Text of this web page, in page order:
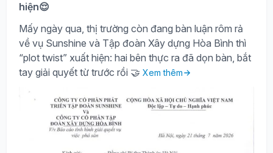
hiện😌
Mấy ngày qua, thị trường còn đang bàn luận rôm rả
về vụ Sunshine và Tập đoàn Xây dựng Hòa Bình thì
“plot twist” xuất hiện: hai bên thực ra đã dọn bàn, bắt
tay giải quyết từ trước rồi 🤝 Xem thêm